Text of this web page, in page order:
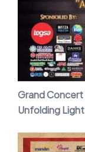
Grand
Unfolding Light